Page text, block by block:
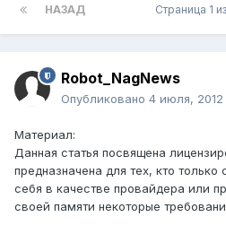
НАЗАД Страница 1
Robot_NagNews
Опубликовано 4 июля, 2012
Материал:
Данная статья посвящена
предназначена для тех, кто только
себя в качестве провайдера или
своей памяти некоторые